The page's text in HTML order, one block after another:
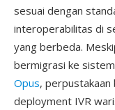
sesuai dengan
interoperabilitas di
yang berbeda.
bermigrasi ke
Opus, perpustakaan
deployment IVR